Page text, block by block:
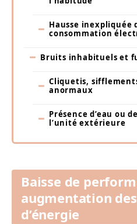
Hausse inexpliquée
consommation
Bruits inhabituels et
Cliquetis,
anormaux
Présence d’eau ou
l’unité extérieure
Baisse de
augmentation
d’énergie